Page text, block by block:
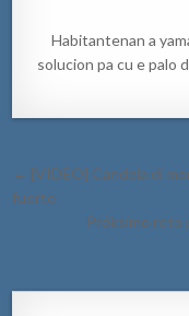
Habitantenan a
solucion pa cu e palo
Post
navigation
← [VIDEO] Candela di
fuerte
Próksimo reto